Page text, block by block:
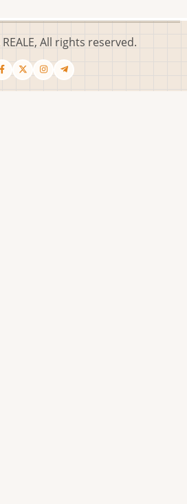
All rights reserved.